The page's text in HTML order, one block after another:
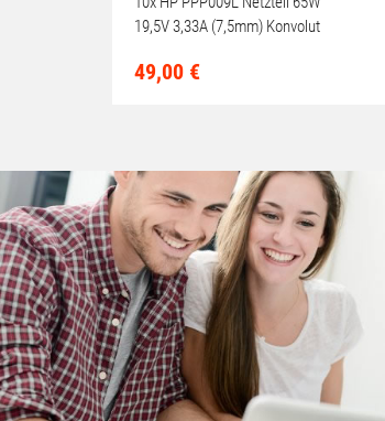
19,5V 3,33A (7,5mm) Konvolut
49,00 €